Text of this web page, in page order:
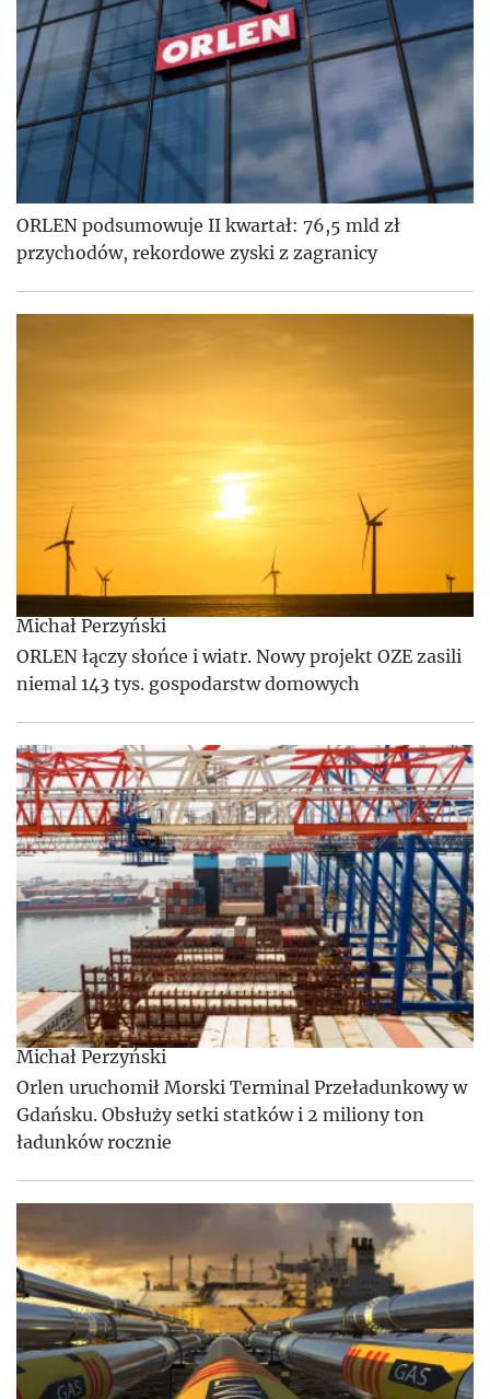
ORLEN podsumowuje II kwartał: 76,5 mld zł
przychodów, rekordowe zyski z zagranicy
Michał Perzyński
ORLEN łączy słońce i wiatr. Nowy projekt OZE zasili
niemal 143 tys. gospodarstw domowych
Michał Perzyński
Orlen uruchomił Morski Terminal Przeładunkowy w
Gdańsku. Obsłuży setki statków i 2 miliony ton
ładunków rocznie